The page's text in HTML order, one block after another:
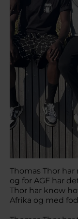
Thomas Thor
og for AGF har
Thor har know
Afrika og med